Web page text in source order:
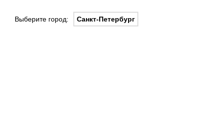
Выберите город: Санкт-Петербург